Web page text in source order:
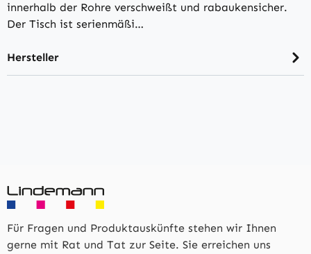
innerhalb der Rohre verschweißt und rabaukensicher.
Der Tisch ist serienmäßi…
Hersteller
Für Fragen und Produktauskünfte stehen wir Ihnen
gerne mit Rat und Tat zur Seite. Sie erreichen uns